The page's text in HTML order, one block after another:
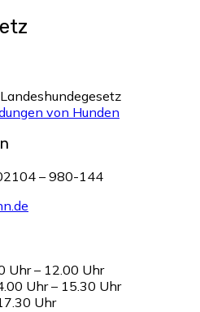
von Hunden
– 980-144
Uhr – 12.00 Uhr
Uhr – 15.30 Uhr
Uhr